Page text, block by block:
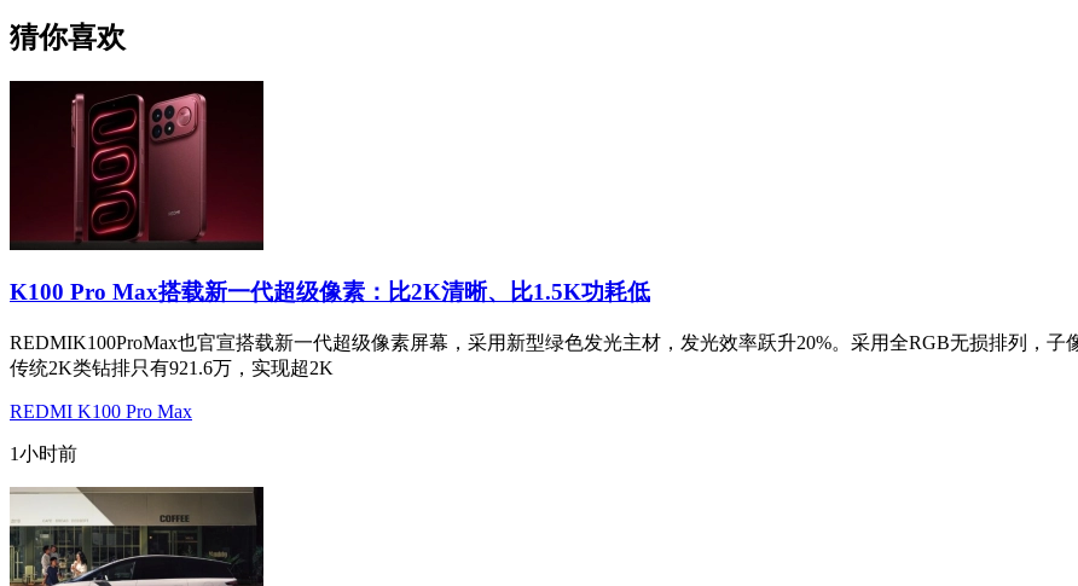
猜你喜欢
K100 Pro Max搭载新一代超级像素：比2K清晰、比1.5K功耗低
REDMIK100ProMax也官宣搭载新一代超级像素屏幕，采用新型绿色发光主材，发光效率跃升20%。采用全RGB无损排列，子
传统2K类钻排只有921.6万，实现超2K
REDMI K100 Pro Max
1小时前